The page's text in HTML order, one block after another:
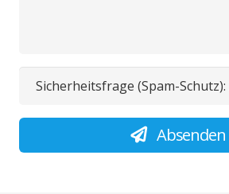
Sicherheitsfrage (Spam-Schutz):
Absenden